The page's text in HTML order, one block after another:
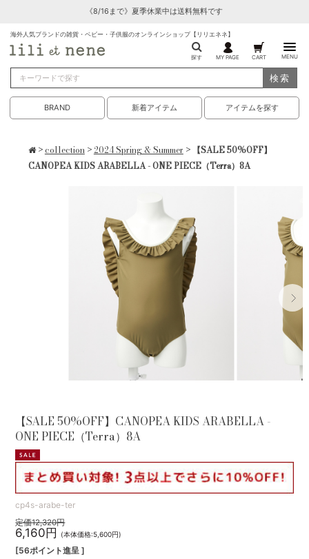
《8/16まで》夏季休業中は送料無料です
海外人気ブランドの雑貨・ベビー・子供服のオンラインショップ【リリエネネ】
探す MY PAGE CART MENU
検索
BRAND 新着アイテム アイテムを探す
>collection>2024 Spring & Summer > 【SALE 50%OFF】
CANOPEA KIDS ARABELLA - ONE PIECE（Terra）8A
【SALE 50%OFF】CANOPEA KIDS ARABELLA -
ONE PIECE（Terra）8A
cp4s-arabe-ter
定価12,320円
6,160円 (本体価格:5,600円)
[56ポイント進呈 ]